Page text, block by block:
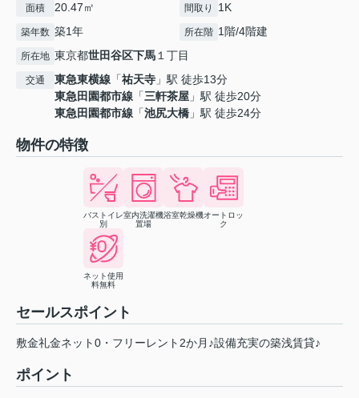
面積 20.47㎡ 間取り 1K
築年数 築1年 所在階 1階/4階建
所在地 東京都世田谷区下馬１丁目
交通 東急東横線 「祐天寺 」駅 徒歩13分
東急田園都市線 「三軒茶屋 」駅 徒歩20分
東急田園都市線 「池尻大橋 」駅 徒歩24分
物件の特徴
バストイレ
別
室内洗濯機
置場
浴室乾燥機オートロッ
ク
ネット使用
料無料
セールスポイント
敷金礼金ネット0・フリーレント2か月♪設備充実の築浅賃貸♪
ポイント